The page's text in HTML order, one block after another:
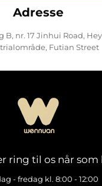
Adresse
B, nr. 17 Jinhui Road,
Futian Street
ring til os når som
- fredag kl. 8:00 - 12:00